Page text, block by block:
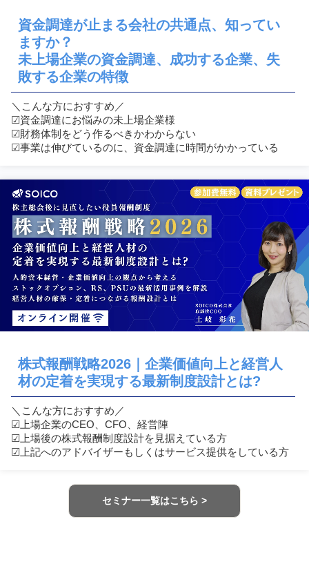
資金調達が止まる会社の共通点、知ってい
ますか？
未上場企業の資金調達、成功する企業、失
敗する企業の特徴
＼こんな方におすすめ／
☑︎資金調達にお悩みの未上場企業様
☑︎財務体制をどう作るべきかわからない
☑︎事業は伸びているのに、資金調達に時間がかかっている
株式報酬戦略2026｜企業価値向上と経営人
材の定着を実現する最新制度設計とは?
＼こんな方におすすめ／
☑︎上場企業のCEO、CFO、経営陣
☑︎上場後の株式報酬制度設計を見据えている方
☑︎上記へのアドバイザーもしくはサービス提供をしている方
セミナー一覧はこちら >